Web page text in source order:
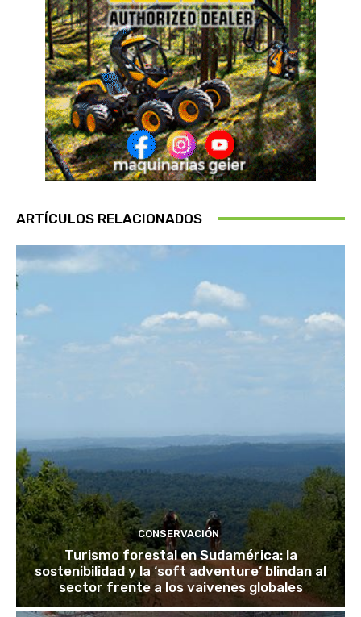
ARTÍCULOS RELACIONADOS
CONSERVACIÓN
Turismo forestal en Sudamérica: la
sostenibilidad y la ‘soft adventure’ blindan al
sector frente a los vaivenes globales